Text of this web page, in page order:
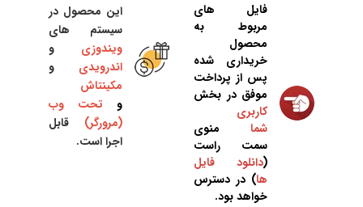
فایل های
مربوط به
محصول
خریداری شده
پس از پرداخت
موفق در بخش
کاربری
شما منوی
سمت راست
(دانلود فایل
ها) در دسترس
خواهد بود.
این محصول در
سیستم های
ویندوزی و
اندرویدی و
مکینتاش
و تحت وب
(مرورگر) قابل
اجرا است.